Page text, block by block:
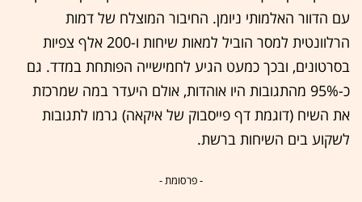
עם הדוור האלמותי ניומן. החיבור המוצלח של דמות
הרלוונטית למסר הוביל למאות שיחות ו-200 אלף צפיות
בסרטונים, ובכך כמעט הגיע לחמישייה הפותחת במדד. גם
כ-95% מהתגובות היו אוהדות, אולם היעדר במה שמרכזת
את השיח (דוגמת דף פייסבוק של איקאה) גרמו לתגובות
לשקוע בים השיחות ברשת.
- פרסומת -